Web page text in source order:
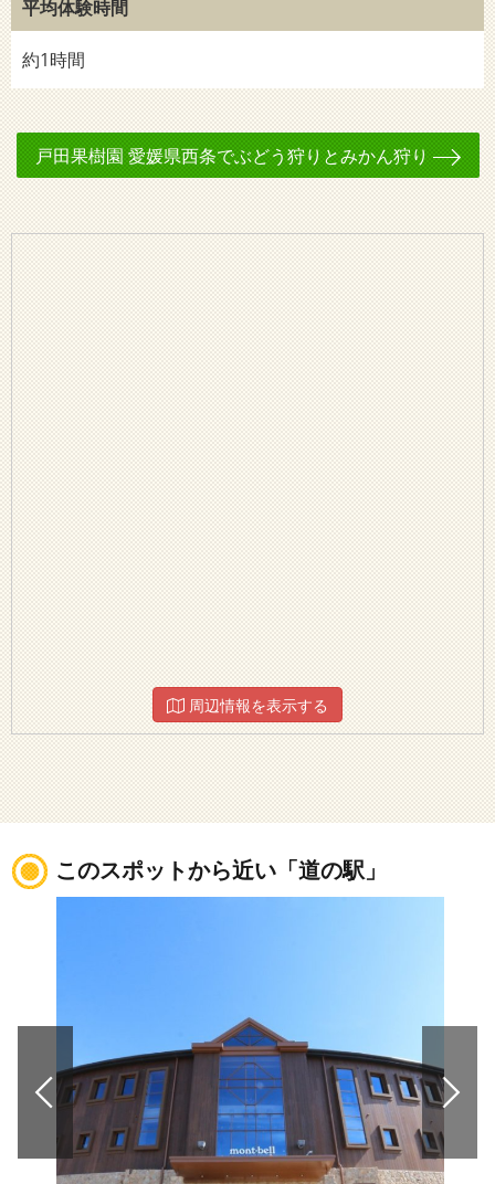
平均体験時間
約1時間
戸田果樹園 愛媛県西条でぶどう狩りとみかん狩り
周辺情報を表示する
このスポットから近い「道の駅」